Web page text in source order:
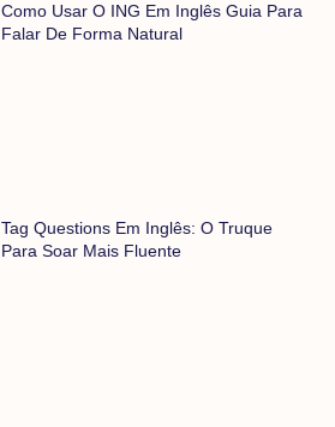
Como Usar O ING Em Inglês Guia Para
Falar De Forma Natural
Tag Questions Em Inglês: O Truque
Para Soar Mais Fluente